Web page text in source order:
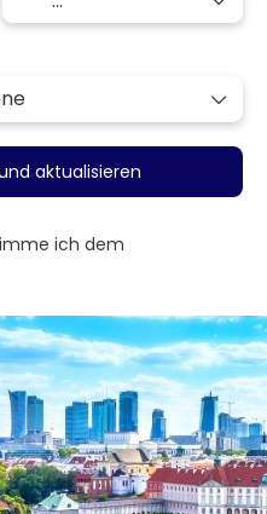
aktualisieren
ich dem